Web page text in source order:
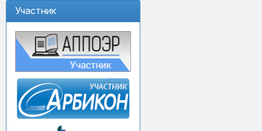
Участник